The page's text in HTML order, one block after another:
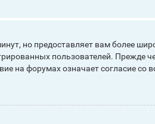
но предоставляет вам более
пользователей. Прежде
на форумах означает согласие со